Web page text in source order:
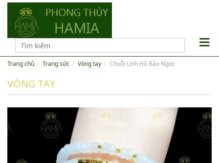
Trang chủ Trang sức Vòng tay Chuỗi Linh Hồ Bảo Ngọc
VÒNG TAY